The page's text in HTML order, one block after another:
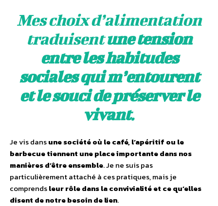
Mes choix d’alimentation
traduisentune tension
entre les habitudes
sociales qui m’entourent
et le souci de préserver le
vivant.
Je vis dansune société où le café, l’apéritif ou le
barbecue tiennent une place importante dans nos
manières d’être ensemble. Je ne suis pas
particulièrement attaché à ces pratiques, mais je
comprendsleur rôle dans la convivialité et ce qu’elles
disent de notre besoin de lien.